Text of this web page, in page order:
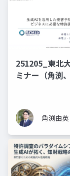
251205_東北
ミナー（角渕、
角渕由英